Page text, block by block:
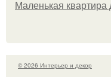
Маленькая
© 2026 Интерьер и декор